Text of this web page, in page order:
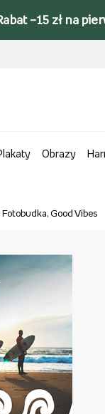
–15 zł na
Obrazy
Fotobudka, Good Vibes